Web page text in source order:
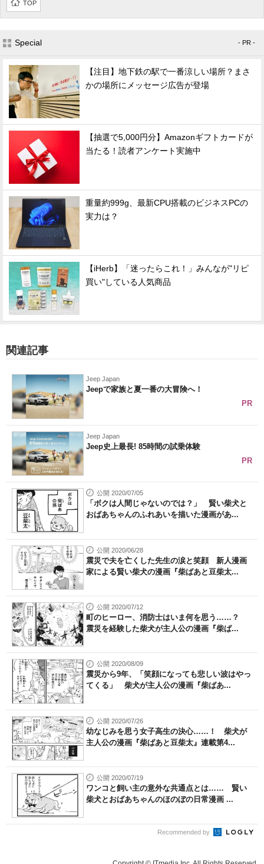
TOP
Special - PR -
【注目】地下鉄の駅で一番涼しい場所？まさ
かの場所にメッセージ広告が登場
【抽選で5,000円分】Amazonギフトカードが
当たる！読者アンケート実施中
重量約999g、最新CPU搭載のビジネスPCの
実力は？
【iHerb】「迷ったらこれ！」みんなが"リピ
買い"している人気商品
関連記事
Jeep Japan
Jeepで家族と夏一番の大冒険へ！
PR
Jeep Japan
Jeep史上最長! 85時間の試乗体験
PR
公開 2020/07/05
「ボクは人間じゃないのでは？」 賢い柴犬と
おばあちゃんのふれあいを描いた漫画があ...
公開 2020/06/28
震災で夫を亡くした先生の涙と笑顔 新人漫画
家による賢い柴犬の漫画『柴ばあと豆柴太...
公開 2020/07/12
町のヒーロー、消防士はいま何を思う……？
震災を経験した柴犬が主人公の漫画『柴ば...
公開 2020/08/09
震災から9年、「笑顔になっても悲しい波はやっ
てくる」 柴犬が主人公の漫画『柴ばあ...
公開 2020/07/26
幼なじみを思う女子高生の決心……！ 柴犬が
主人公の漫画『柴ばあと豆柴太』連載第4...
公開 2020/07/19
ワンコと飼い主の意外な共通点とは…… 賢い
柴犬とおばあちゃんのほのぼの日常漫画 ...
Recommended by